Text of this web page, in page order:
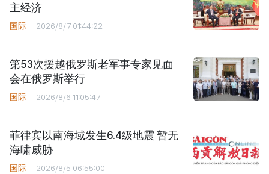
主经济
国际 2026/8/7 01:44:22
第53次援越俄罗斯老军事专家见面
会在俄罗斯举行
国际 2026/8/6 11:05:47
菲律宾以南海域发生6.4级地震 暂无
海啸威胁
国际 2026/8/5 06:55:00